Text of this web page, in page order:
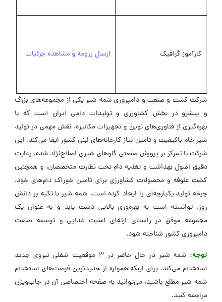
کارآموز گرافیک ارسال رزومه و مشاهده جزئیات
شرکت کشت و صنعت و دامپروری شمه شیر یکی از مجموعه‌های بزرگ
و پیشرو در بخش کشاورزی و تولیدات دامی ایران است که با
بهره‌گیری از فناوری‌های نوین و تجهیزات مکانیزه، نقش مهمی در تولید
شیر خام باکیفیت و تامین نیاز کارخانه‌های لبنی کشور ایفا می‌کند. این
شرکت با تمرکز بر پرورش صنعتی گاوهای شیریِ اصلاح‌نژاد شده، رعایت
دقیق اصول بهداشت و تغذیه دام تحت نظارت متخصصان، و همچنین
کشت علوفه و محصولات کشاورزی برای تامین خوراک دام‌های خود،
چرخه تولید یکپارچه‌ای را ایجاد کرده است. شمه شیر با تکیه بر دانش
روز، توانسته است به بهره‌وری بالایی دست یابد و به عنوان یک
مجموعه موفق در راستای ارتقای امنیت غذایی و توسعه صنعت
دامپروری کشور شناخته شود.
توجه:
شمه شیر در حال حاضر در 3 موقعیت شغلی نیروی جدید
استخدام می‌کند. برای اینکه همواره از جدیدترین فرصت‌های استخدام
شمه شیر مطلع باشید، می‌توانید به صفحه اختصاصی آن در جاب‌ویژن
مراجعه کنید.